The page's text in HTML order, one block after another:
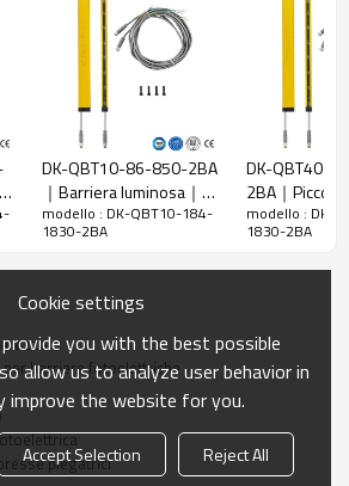
L è la lunghezza dell'emettitore e
mm
DK-QBT10-86-850-2BA
｜Barriera luminosa｜
DADISICK
modello : DK-QBT10-184-
1830-2BA
DK-QBT40-
2BA｜
fotoelettrica
｜DADISICK
modello : DK-
1830-2BA
barriere fotoelettriche
piegatrici
Cookie settings
you with the best possible
allow us to analyze user behavior in
improve the website for you.
Accept Selection Reject All